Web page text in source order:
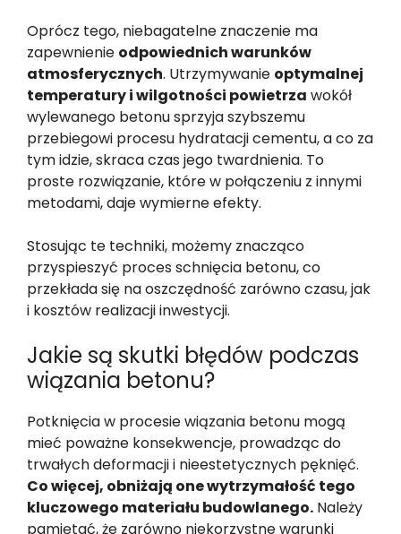
Oprócz tego, niebagatelne znaczenie ma
zapewnienie odpowiednich warunków
atmosferycznych. Utrzymywanie optymalnej
temperatury i wilgotności powietrza wokół
wylewanego betonu sprzyja szybszemu
przebiegowi procesu hydratacji cementu, a co za
tym idzie, skraca czas jego twardnienia. To
proste rozwiązanie, które w połączeniu z innymi
metodami, daje wymierne efekty.
Stosując te techniki, możemy znacząco
przyspieszyć proces schnięcia betonu, co
przekłada się na oszczędność zarówno czasu, jak
i kosztów realizacji inwestycji.
Jakie są skutki błędów podczas
wiązania betonu?
Potknięcia w procesie wiązania betonu mogą
mieć poważne konsekwencje, prowadząc do
trwałych deformacji i nieestetycznych pęknięć.
Co więcej, obniżają one wytrzymałość tego
kluczowego materiału budowlanego. Należy
pamiętać, że zarówno niekorzystne warunki